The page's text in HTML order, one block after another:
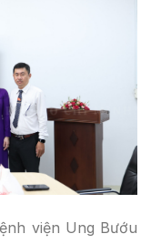
viện Ung Bướu